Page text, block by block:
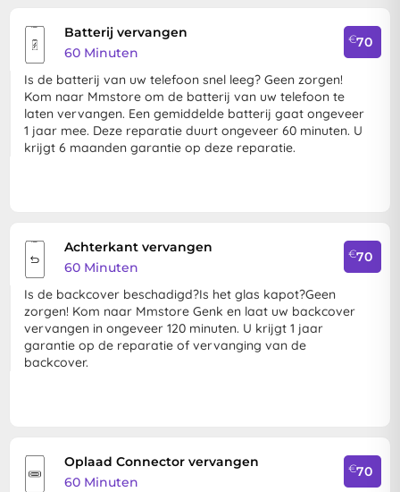
Batterij vervangen
60 Minuten
€70
Is de batterij van uw telefoon snel leeg? Geen zorgen!
Kom naar Mmstore om de batterij van uw telefoon te
laten vervangen. Een gemiddelde batterij gaat ongeveer
1 jaar mee. Deze reparatie duurt ongeveer 60 minuten. U
krijgt 6 maanden garantie op deze reparatie.
Achterkant vervangen
60 Minuten
€70
Is de backcover beschadigd?Is het glas kapot?Geen
zorgen! Kom naar Mmstore Genk en laat uw backcover
vervangen in ongeveer 120 minuten. U krijgt 1 jaar
garantie op de reparatie of vervanging van de
backcover.
Oplaad Connector vervangen
60 Minuten
€70